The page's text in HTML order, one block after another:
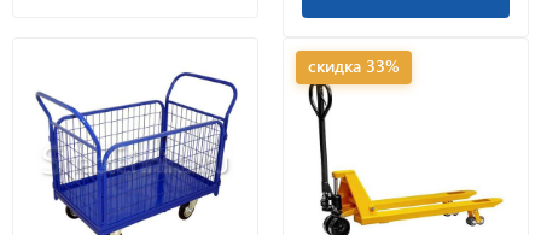
скидка 33%